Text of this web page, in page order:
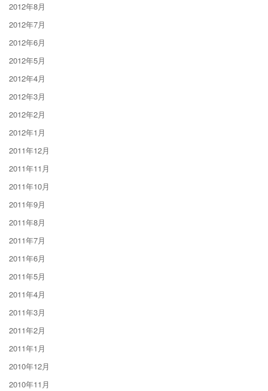
2012年8月
2012年7月
2012年6月
2012年5月
2012年4月
2012年3月
2012年2月
2012年1月
2011年12月
2011年11月
2011年10月
2011年9月
2011年8月
2011年7月
2011年6月
2011年5月
2011年4月
2011年3月
2011年2月
2011年1月
2010年12月
2010年11月